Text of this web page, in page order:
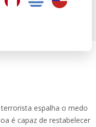
espalha o medo
é capaz de restabelecer